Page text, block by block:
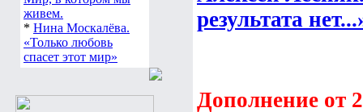
живем.
* Нина Москалёва.
«Только любовь
спасет этот мир»
результата
Дополнение от